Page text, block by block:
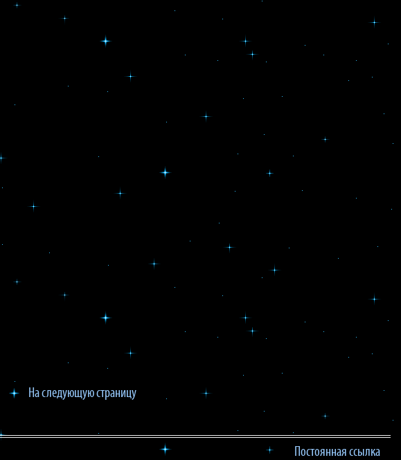
На следующую страницу
Постоянная ссылка